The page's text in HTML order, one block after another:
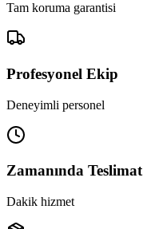
Tam koruma garantisi
Profesyonel Ekip
Deneyimli personel
Zamanında Teslimat
Dakik hizmet